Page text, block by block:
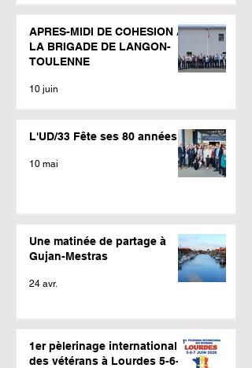
APRES-MIDI DE COHESION A
LA BRIGADE DE LANGON-
TOULENNE
10 juin
L'UD/33 Fête ses 80 années
10 mai
Une matinée de partage à
Gujan-Mestras
24 avr.
1er pèlerinage international
des vétérans à Lourdes 5-6-7